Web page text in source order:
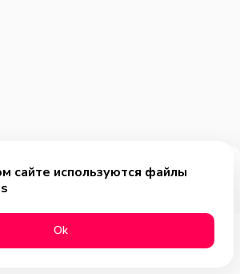
Добавить за 319₽
сайте используются файлы
Оk